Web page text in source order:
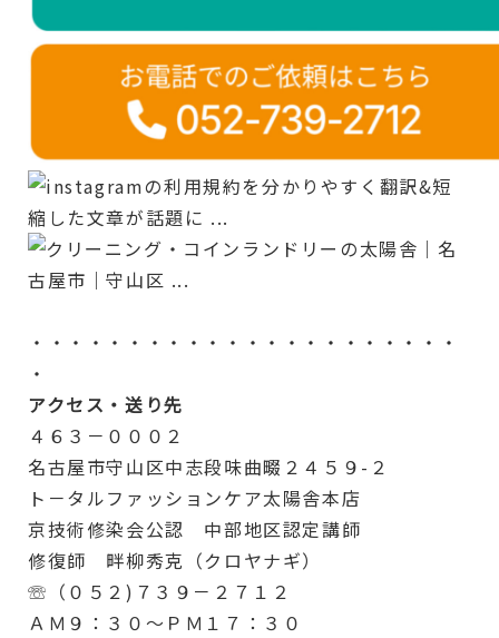
・・・・・・・・・・・・・・・・・・・・・・
・
アクセス・送り先
４６３－０００２
名古屋市守山区中志段味曲畷２４５９-２
ト－タルファッションケア太陽舎本店
京技術修染会公認 中部地区認定講師
修復師 畔柳秀克（クロヤナギ）
☏（０５２)７３９－２７１２
ＡＭ９：３０～ＰＭ１７：３０